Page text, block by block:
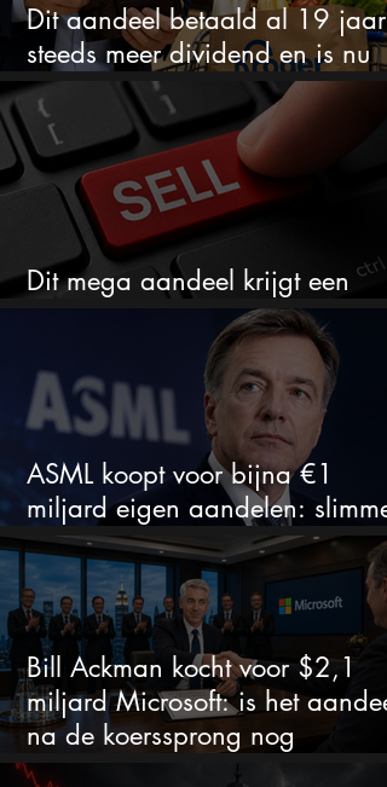
Dit aandeel betaald al 19 jaar
steeds meer dividend en is nu
goedkoop
Dit mega aandeel krijgt een
zeldzaam verkoopadvies
ASML koopt voor bijna €1
miljard eigen aandelen: slimme
zet of dure timing?
Bill Ackman kocht voor $2,1
miljard Microsoft: is het aandeel
na de koerssprong nog
aantrekkelijk?